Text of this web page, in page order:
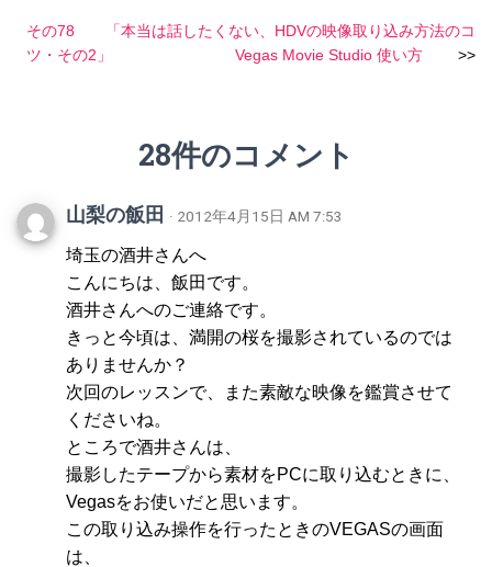
その78 「本当は話したくない、HDVの映像取り込み方法のコ
ツ・その2」 Vegas Movie Studio 使い方
>>
28件のコメント
山梨の飯田 · 2012年4月15日 AM 7:53
埼玉の酒井さんへ
こんにちは、飯田です。
酒井さんへのご連絡です。
きっと今頃は、満開の桜を撮影されているのでは
ありませんか？
次回のレッスンで、また素敵な映像を鑑賞させて
くださいね。
ところで酒井さんは、
撮影したテープから素材をPCに取り込むときに、
Vegasをお使いだと思います。
この取り込み操作を行ったときのVEGASの画面
は、